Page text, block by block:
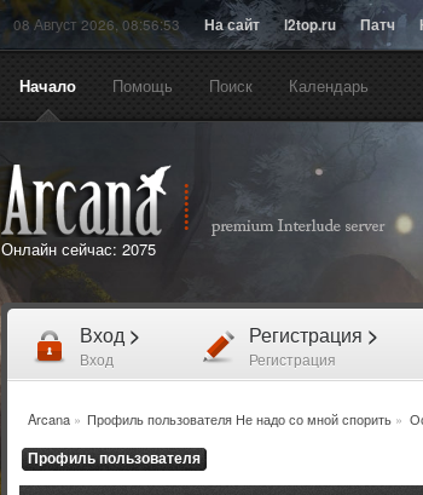
08 Август 2026, 08:56:53 На сайт l2top.ru Патч
Начало Помощь Поиск Календарь
Онлайн сейчас: 2075
Вход >
Вход
Регистрация >
Регистрация
Arcana» Профиль пользователя Не надо со мной спорить »
Профиль пользователя